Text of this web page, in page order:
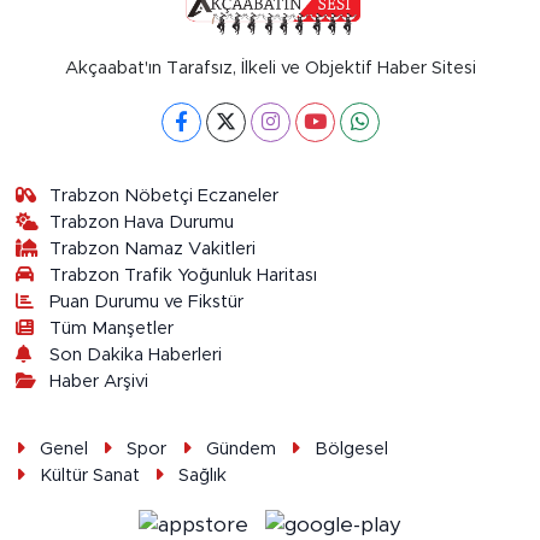
Akçaabat'ın Tarafsız, İlkeli ve Objektif Haber Sitesi
Trabzon Nöbetçi Eczaneler
Trabzon Hava Durumu
Trabzon Namaz Vakitleri
Trabzon Trafik Yoğunluk Haritası
Puan Durumu ve Fikstür
Tüm Manşetler
Son Dakika Haberleri
Haber Arşivi
Genel Spor Gündem
Bölgesel
Kültür Sanat
Sağlık